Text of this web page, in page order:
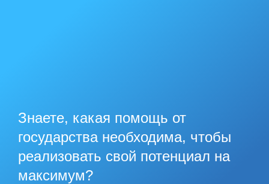
Знаете, какая помощь от
государства необходима, чтобы
реализовать свой потенциал на
максимум?